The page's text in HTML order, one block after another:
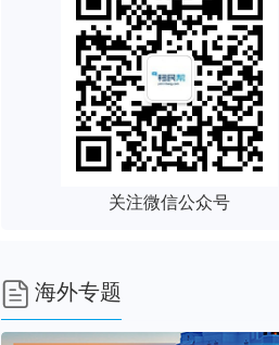
关注微信公众号
 海外专题